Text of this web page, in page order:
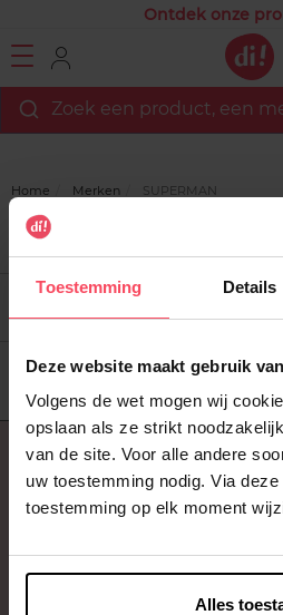
Toestemming Details
Deze website maakt gebruik
Volgens de wet mogen wij
opslaan als ze strikt
van de site. Voor alle andere
uw toestemming nodig. Via
toestemming op elk moment
Alles
Ontdek onze
Zoek een product, een
Home Merken SUPERMAN
Over ons
Klantendienst
Contact